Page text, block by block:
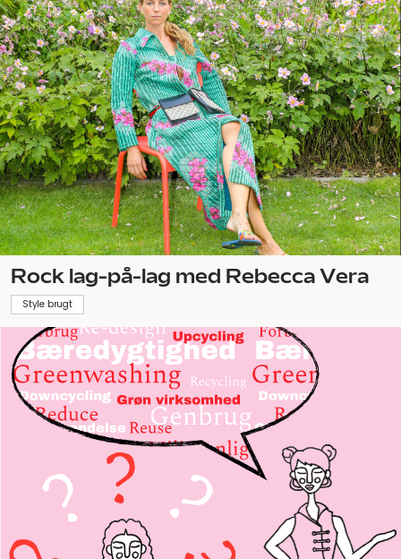
Rock lag-på-lag med Rebecca Vera
Style brugt